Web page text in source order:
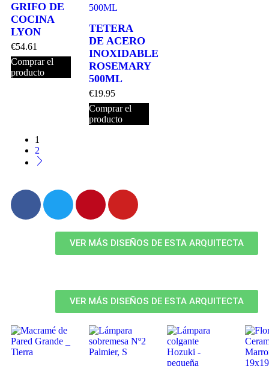
GRIFO DE
COCINA
LYON
€54.61
Comprar el
producto
TETERA
DE ACERO
INOXIDABLE
ROSEMARY
500ML
€19.95
Comprar el
producto
1
2
VER MÁS DISEÑOS DE ESTA ARQUITECTA
VER MÁS DISEÑOS DE ESTA ARQUITECTA